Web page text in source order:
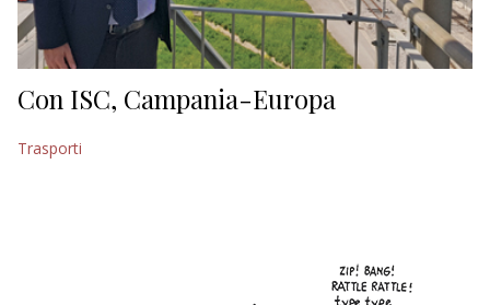
TURISMO
CULTURA
NAUTICA
Con ISC, Campania-Europa
Trasporti